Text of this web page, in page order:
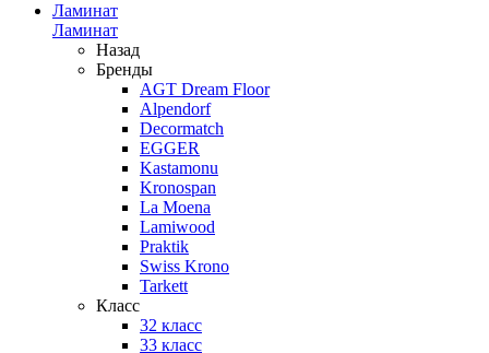
Ламинат
Ламинат
Назад
Бренды
AGT Dream Floor
Alpendorf
Decormatch
EGGER
Kastamonu
Kronospan
La Moena
Lamiwood
Praktik
Swiss Krono
Tarkett
Класс
32 класс
33 класс